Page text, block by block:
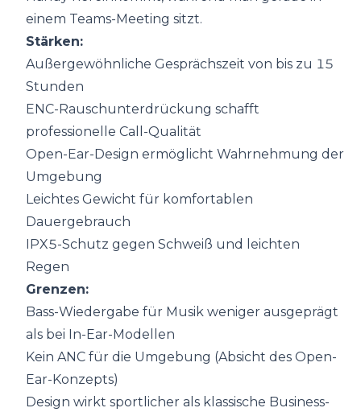
einem Teams-Meeting sitzt.
Stärken:
Außergewöhnliche Gesprächszeit von bis zu 15
Stunden
ENC-Rauschunterdrückung schafft
professionelle Call-Qualität
Open-Ear-Design ermöglicht Wahrnehmung der
Umgebung
Leichtes Gewicht für komfortablen
Dauergebrauch
IPX5-Schutz gegen Schweiß und leichten
Regen
Grenzen:
Bass-Wiedergabe für Musik weniger ausgeprägt
als bei In-Ear-Modellen
Kein ANC für die Umgebung (Absicht des Open-
Ear-Konzepts)
Design wirkt sportlicher als klassische Business-